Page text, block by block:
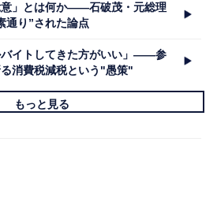
意」とは何か――石破茂・元総理
通り”された論点
バイトしてきた方がいい」――参
消費税減税という"愚策"
もっと見る